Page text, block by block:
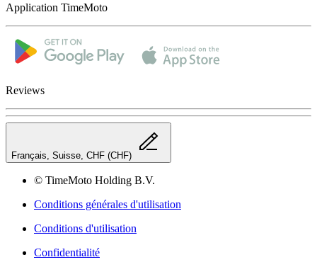
Application TimeMoto
Reviews
Français, Suisse, CHF (CHF)
© TimeMoto Holding B.V.
Conditions générales d'utilisation
Conditions d'utilisation
Confidentialité